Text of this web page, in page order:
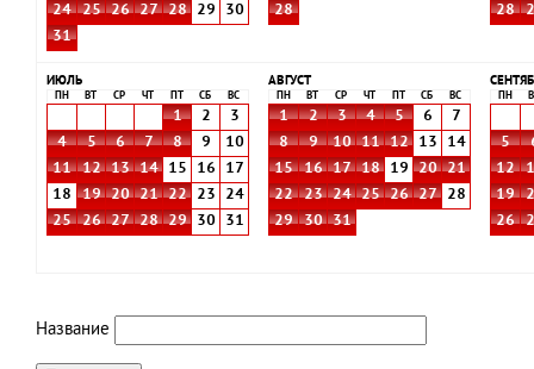
24
25 26 27 28 29
30
31
28
28
ИЮЛЬ
ПН ВТ СР ЧТ СБ ВС
1 2
3
4
5 6 7 8 9
10
11
12 13 14 15 16
17
18
19 20 21 22 23
24
25
26 27 28 29 30 31
АВГУСТ
ПН ВТ СР ЧТ СБ ВС
1 2 3 4 5 6
7
8
9 10 11 12 13
14
15
16 17 18 19 20
21
22
23 24 25 26 27
28
29
30 31
ПН
5
12
19
26
Название